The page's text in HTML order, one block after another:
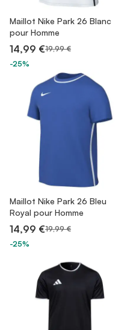
Maillot Nike Park 26 Blanc
pour Homme
14,99 €19,99 €
-25%
Maillot Nike Park 26 Bleu
Royal pour Homme
14,99 €19,99 €
-25%